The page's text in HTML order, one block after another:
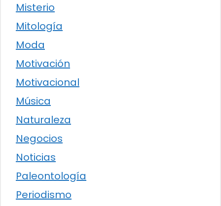
Misterio
Mitología
Moda
Motivación
Motivacional
Música
Naturaleza
Negocios
Noticias
Paleontología
Periodismo